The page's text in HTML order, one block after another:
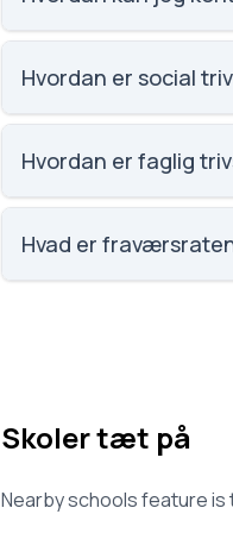
Email:
2620 Albertslund.
Hvordan er social
Social trivsel på
på elevernes egne
Hvordan er faglig
Faglig trivsel på
på elevernes egne
Hvad er
Skoler tæt på
Nearby schools feature is